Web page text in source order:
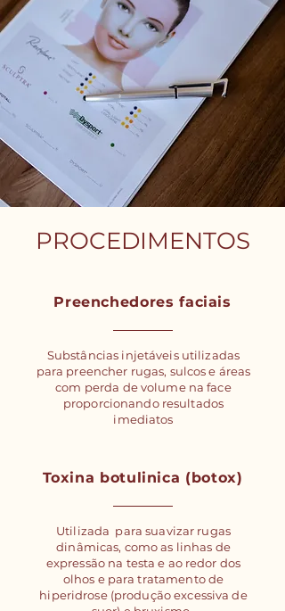
PROCEDIMENTOS
Preenchedores faciais
Substâncias injetáveis utilizadas
para preencher rugas, sulcos e áreas
com perda de volume na face
proporcionando resultados
imediatos
Toxina botulinica (botox)
Utilizada para suavizar rugas
dinâmicas, como as linhas de
expressão na testa e ao redor dos
olhos e para tratamento de
hiperidrose (produção excessiva de